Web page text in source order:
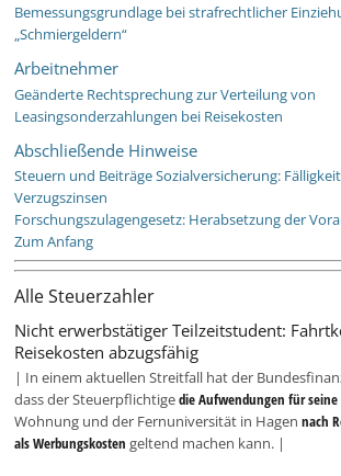
Bemessungsgrundlage bei strafrechtlicher
„Schmiergeldern“
Arbeitnehmer
Geänderte Rechtsprechung zur Verteilung von
Leasingsonderzahlungen bei Reisekosten
Abschließende Hinweise
Steuern und Beiträge Sozialversicherung:
Verzugszinsen
Forschungszulagengesetz: Herabsetzung der
Zum Anfang
Alle Steuerzahler
Nicht erwerbstätiger Teilzeitstudent:
Reisekosten abzugsfähig
| In einem aktuellen Streitfall hat der
dass der Steuerpflichtigedie Aufwendungen für seine
Wohnung und der Fernuniversität in Hagennach
als Werbungskosten geltend machen kann. |